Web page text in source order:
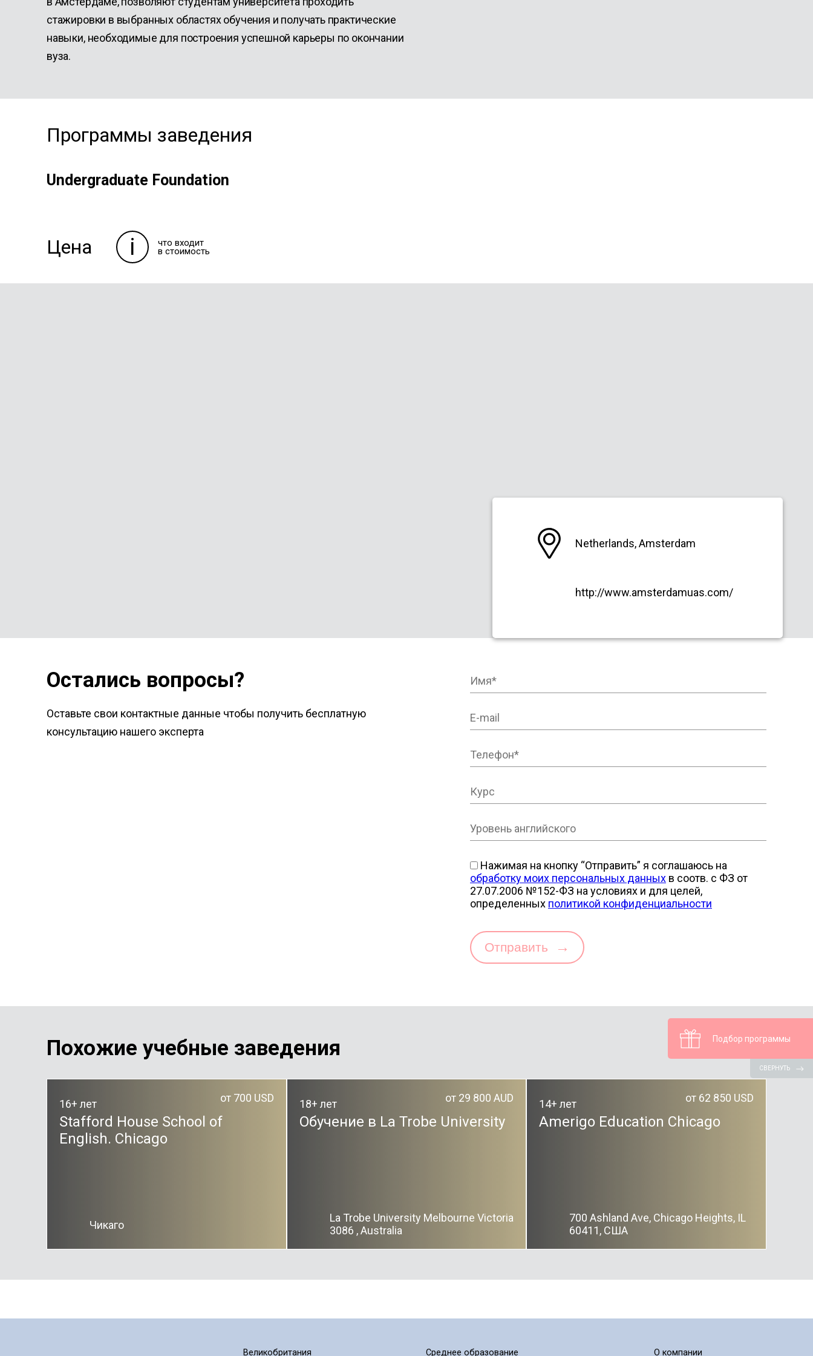
стажировки в выбранных областях обучения и получать практические
навыки, необходимые для построения успешной карьеры по окончании
вуза.
Программы заведения
Undergraduate Foundation
Цена i что входит
в стоимость
Netherlands, Amsterdam
http://www.amsterdamuas.com/
Остались вопросы?
Оставьте свои контактные данные чтобы получить бесплатную
консультацию нашего эксперта
Нажимая на кнопку “Отправить” я соглашаюсь на
обработку моих персональных данных в соотв. с ФЗ от
27.07.2006 №152-ФЗ на условиях и для целей,
определенных политикой конфиденциальности
Отправить →
Похожие учебные заведения
16+ лет
Stafford House School of
English. Chicago
от 700 USD
Чикаго
18+ лет
Обучение в La Trobe University
от 29 800 AUD
La Trobe University Melbourne Victoria
3086 , Australia
14+ лет
Amerigo Education Chicago
от 62 850 USD
700 Ashland Ave, Chicago Heights, IL
60411, США
Великобритания Среднее образование О компании
Подбор программы
СВЕРНУТЬ